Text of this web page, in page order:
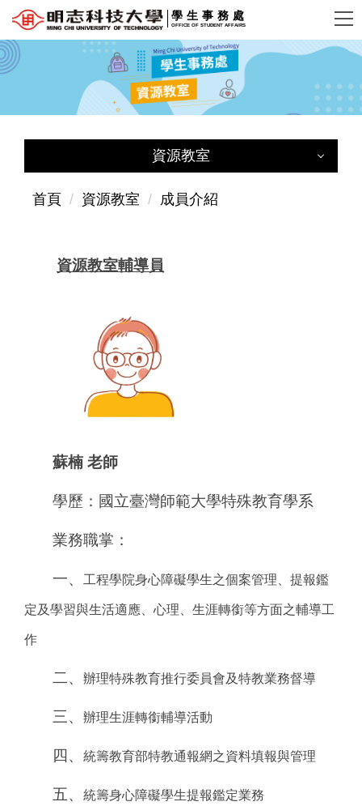
跳
到
主
學生事務處
OFFICE OF STUDENT AFFAIRS
資源教室
資源教室
學生申訴專區
相關資源連結
資源教室空間與設備
首頁 資源教室 成員介紹
資源教室輔導員
蘇楠 老師
學歷：國立臺灣師範大學特殊教育學系
業務職掌：
一、 工程學院身心障礙學生之個案管理、提報鑑
定及學習與生活適應、心理、 生涯轉銜等方面之輔導工
作
二、 辦理特殊教育推行委員會及特教業務督導
三、 辦理生涯轉銜輔導活動
四、 統籌教育部特教通報網之資料填報與管理
五、 統籌身心障礙學生提報鑑定業務